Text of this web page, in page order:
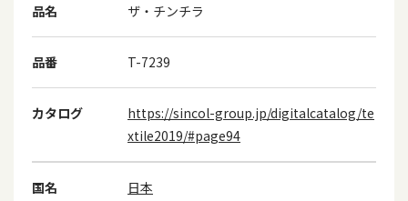
品名 ザ・チンチラ
品番 T-7239
カタログ
https://sincol-group.jp/digitalcatalog/te
xtile2019/#page94
国名 日本